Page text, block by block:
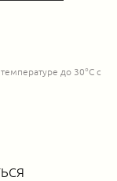
до 30°C с